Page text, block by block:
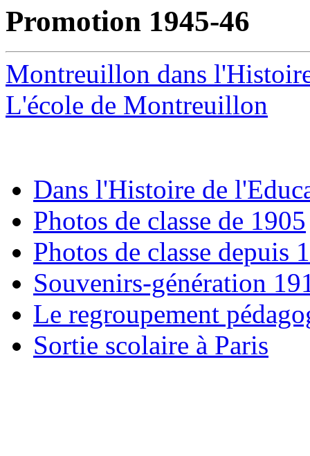
Promotion 1945-46
Montreuillon dans
L'école de Montreuillon
Dans l'Histoire de
Photos de classe de 1905
Photos de classe depuis
Souvenirs-génération
Le regroupement
Sortie scolaire à Paris